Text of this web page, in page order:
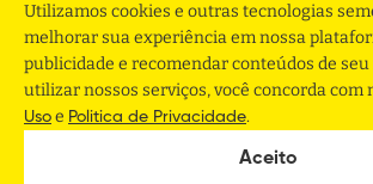
Utilizamos cookies e outras tecnologias
melhorar sua experiência em nossa
publicidade e recomendar conteúdos de
utilizar nossos serviços, você concorda com
Uso e Politica de Privacidade.
Aceito